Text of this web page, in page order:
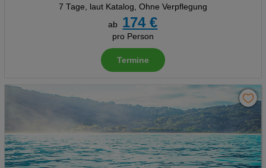
7 Tage, laut Katalog, Ohne Verpflegung
ab
174 €
pro Person
Termine